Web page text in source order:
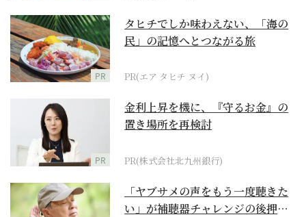
PR
タヒチでしか味わえない、「海の
民」の記憶へとつながる旅
PR(エア タヒチ ヌイ)
PR
金利上昇を機に、『守るお金』の
置き場所を再検討
PR(株式会社北九州銀行)
「ヤブサメの声をもう一度聴きた
い」が補聴器チャレンジの後押し